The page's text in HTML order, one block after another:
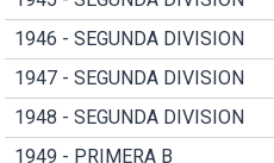
1946 - SEGUNDA DIVISION
1947 - SEGUNDA DIVISION
1948 - SEGUNDA DIVISION
1949 - PRIMERA B